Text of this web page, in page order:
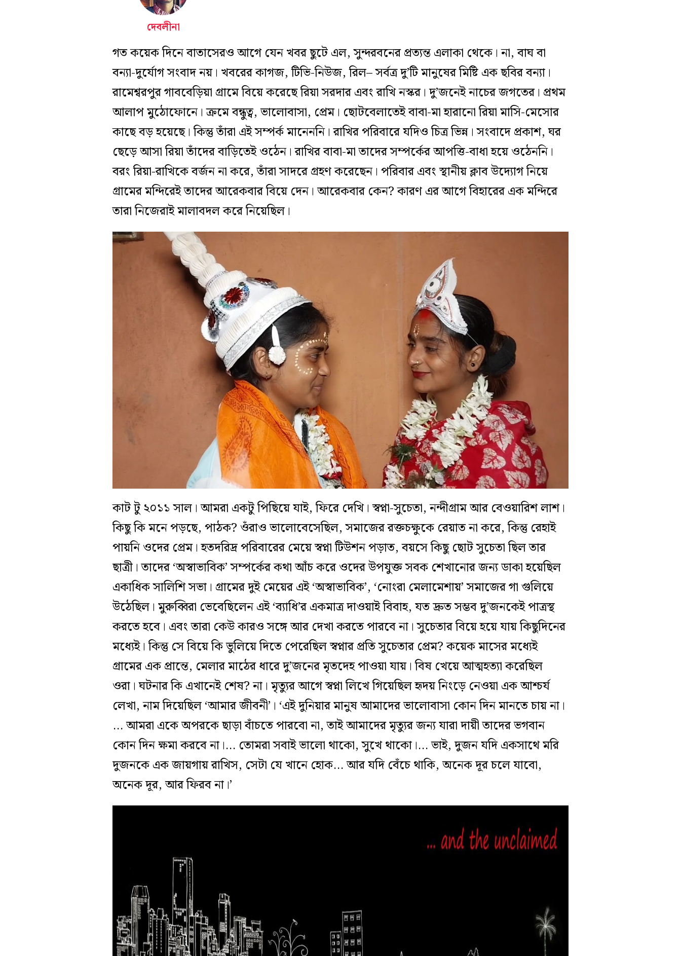
দেবলীনা
গত কয়েক দিনে বাতাসেরও আগে যেন খবর ছুটে এল, সুন্দরবনের প্রত্যন্ত এলাকা থেকে। না, বাঘ বা
বন্যা-দুর্যোগ সংবাদ নয়। খবরের কাগজ, টিভি-নিউজ, রিল– সর্বত্র দু’টি মানুষের মিষ্টি এক ছবির বন্যা।
রামেশ্বরপুর গাববেড়িয়া গ্রামে বিয়ে করেছে রিয়া সরদার এবং রাখি নস্কর। দু’জনেই নাচের জগতের। প্রথম
আলাপ মুঠোফোনে। ক্রমে বন্ধুত্ব, ভালোবাসা, প্রেম। ছোটবেলাতেই বাবা-মা হারানো রিয়া মাসি-মেসোর
কাছে বড় হয়েছে। কিন্তু তাঁরা এই সম্পর্ক মানেননি। রাখির পরিবারে যদিও চিত্র ভিন্ন। সংবাদে প্রকাশ, ঘর
ছেড়ে আসা রিয়া তাঁদের বাড়িতেই ওঠেন। রাখির বাবা-মা তাদের সম্পর্কের আপত্তি-বাধা হয়ে ওঠেননি।
বরং রিয়া-রাখিকে বর্জন না করে, তাঁরা সাদরে গ্রহণ করেছেন। পরিবার এবং স্থানীয় ক্লাব উদ্যোগ নিয়ে
গ্রামের মন্দিরেই তাদের আরেকবার বিয়ে দেন। আরেকবার কেন? কারণ এর আগে বিহারের এক মন্দিরে
তারা নিজেরাই মালাবদল করে নিয়েছিল।
কাট টু ২০১১ সাল। আমরা একটু পিছিয়ে যাই, ফিরে দেখি। স্বপ্না-সুচেতা, নন্দীগ্রাম আর বেওয়ারিশ লাশ।
কিছু কি মনে পড়ছে, পাঠক? ওঁরাও ভালোবেসেছিল, সমাজের রক্তচক্ষুকে রেয়াত না করে, কিন্তু রেহাই
পায়নি ওদের প্রেম। হতদরিদ্র পরিবারের মেয়ে স্বপ্না টিউশন পড়াত, বয়সে কিছু ছোট সুচেতা ছিল তার
ছাত্রী। তাদের ‘অস্বাভাবিক’ সম্পর্কের কথা আঁচ করে ওদের উপযুক্ত সবক শেখানোর জন্য ডাকা হয়েছিল
একাধিক সালিশি সভা। গ্রামের দুই মেয়ের এই ‘অস্বাভাবিক’, ‘নোংরা মেলামেশায়’ সমাজের গা গুলিয়ে
উঠেছিল। মুরুব্বিরা ভেবেছিলেন এই ‘ব্যাধি’র একমাত্র দাওয়াই বিবাহ, যত দ্রুত সম্ভব দু’জনকেই পাত্রস্থ
করতে হবে। এবং তারা কেউ কারও সঙ্গে আর দেখা করতে পারবে না। সুচেতার বিয়ে হয়ে যায় কিছুদিনের
মধ্যেই। কিন্তু সে বিয়ে কি ভুলিয়ে দিতে পেরেছিল স্বপ্নার প্রতি সুচেতার প্রেম? কয়েক মাসের মধ্যেই
গ্রামের এক প্রান্তে, মেলার মাঠের ধারে দু’জনের মৃতদেহ পাওয়া যায়। বিষ খেয়ে আত্মহত্যা করেছিল
ওরা। ঘটনার কি এখানেই শেষ? না। মৃত্যুর আগে স্বপ্না লিখে গিয়েছিল হৃদয় নিংড়ে নেওয়া এক আশ্চর্য
লেখা, নাম দিয়েছিল ‘আমার জীবনী’। ‘এই দুনিয়ার মানুষ আমাদের ভালোবাসা কোন দিন মানতে চায় না।
… আমরা একে অপরকে ছাড়া বাঁচতে পারবো না, তাই আমাদের মৃত্যুর জন্য যারা দায়ী তাদের ভগবান
কোন দিন ক্ষমা করবে না।… তোমরা সবাই ভালো থাকো, সুখে থাকো।… ভাই, দুজন যদি একসাথে মরি
দুজনকে এক জায়গায় রাখিস, সেটা যে খানে হোক… আর যদি বেঁচে থাকি, অনেক দূর চলে যাবো,
অনেক দূর, আর ফিরব না।’